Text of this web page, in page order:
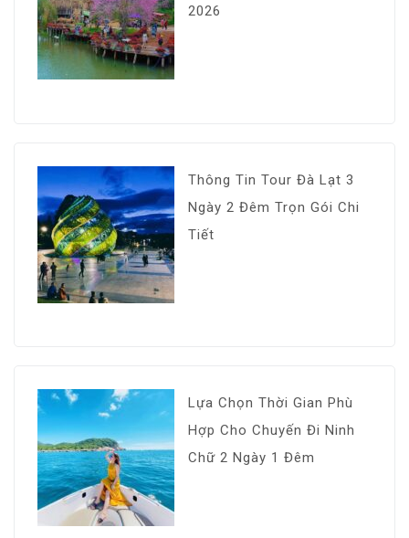
2026
Thông Tin Tour Đà Lạt 3
Ngày 2 Đêm Trọn Gói Chi
Tiết
Lựa Chọn Thời Gian Phù
Hợp Cho Chuyến Đi Ninh
Chữ 2 Ngày 1 Đêm